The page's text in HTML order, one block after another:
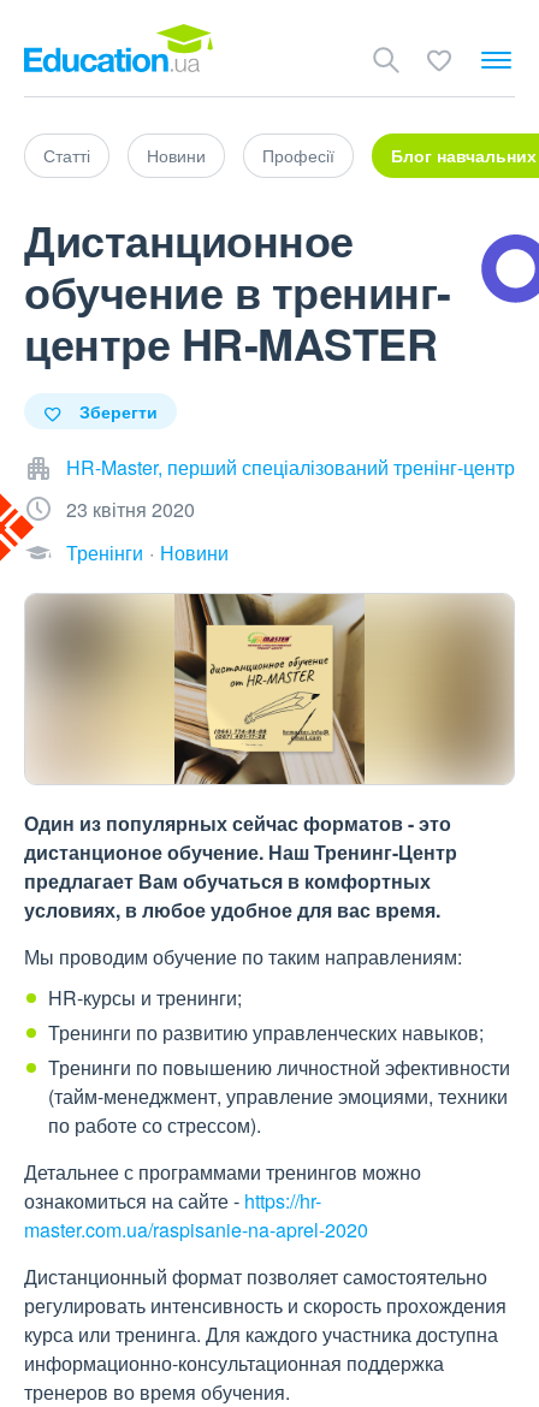
Статті Новини Професії Блог навчальних
Дистанционное
обучение в тренинг-
центре HR-MASTER
Зберегти
HR-Master, перший спеціалізований тренінг-центр
23 квітня 2020
Тренінги
Новини
Один из популярных сейчас форматов - это
дистанционое обучение. Наш Тренинг-Центр
предлагает Вам обучаться в комфортных
условиях, в любое удобное для вас время.
Мы проводим обучение по таким направлениям:
HR-курсы и тренинги;
Тренинги по развитию управленческих навыков;
Тренинги по повышению личностной эфективности
(тайм-менеджмент, управление эмоциями, техники
по работе со стрессом).
Детальнее с программами тренингов можно
ознакомиться на сайте - https://hr-
master.com.ua/raspisanie-na-aprel-2020
Дистанционный формат позволяет самостоятельно
регулировать интенсивность и скорость прохождения
курса или тренинга. Для каждого участника доступна
информационно-консультационная поддержка
тренеров во время обучения.